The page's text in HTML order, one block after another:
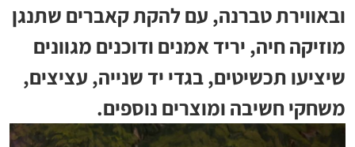
ובאווירת טברנה, עם להקת קאברים שתנגן
מוזיקה חיה, יריד אמנים ודוכנים מגוונים
שיציעו תכשיטים, בגדי יד שנייה, עציצים,
משחקי חשיבה ומוצרים נוספים.